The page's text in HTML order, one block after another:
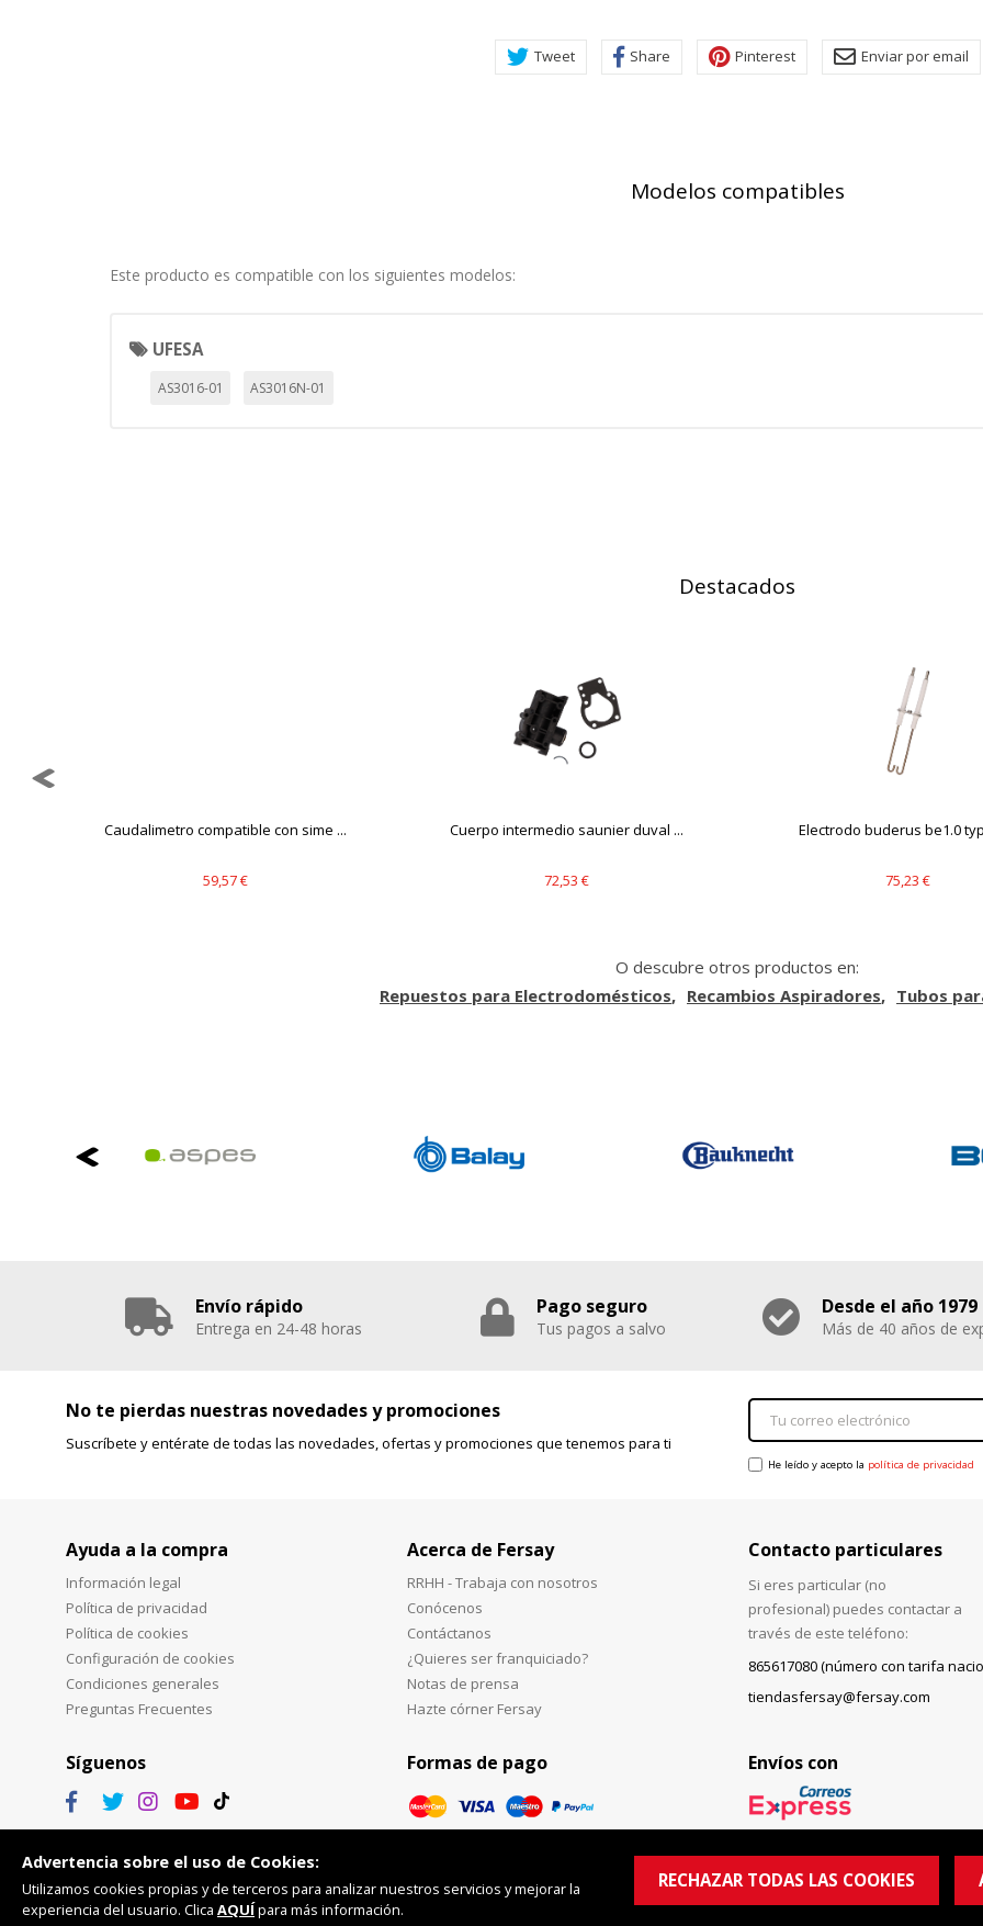
Tweet Share Pinterest Enviar por email
Modelos compatibles
Este producto es compatible con los siguientes modelos:
UFESA
AS3016-01 AS3016N-01
Destacados
Caudalimetro compatible con sime ...
59,57 €
Cuerpo intermedio saunier duval ...
72,53 €
Electrodo buderus be1.0
75,23 €
O descubre otros productos en:
Repuestos para Electrodomésticos
Recambios Aspiradores Tubos
Envío rápido
Entrega en 24-48 horas
Pago seguro
Tus pagos a salvo
Desde el año 1979
Más de 40 años de
No te pierdas nuestras novedades y promociones
Suscríbete y entérate de todas las novedades, ofertas y promociones que tenemos para ti
He leído y acepto la política de privacidad
Ayuda a la compra
Información legal
Política de privacidad
Política de cookies
Configuración de cookies
Condiciones generales
Preguntas Frecuentes
Acerca de Fersay
RRHH - Trabaja con nosotros
Conócenos
Contáctanos
¿Quieres ser franquiciado?
Notas de prensa
Hazte córner Fersay
Contacto particulares
Si eres particular (no
profesional) puedes contactar a
través de este teléfono:
865617080 (número con tarifa
tiendasfersay@fersay.com
Síguenos Formas de pago Envíos con
Advertencia sobre el uso de Cookies:
Utilizamos cookies propias y de terceros para analizar nuestros servicios y mejorar la
experiencia del usuario. Clica AQUÍpara más información.
RECHAZAR TODAS LAS COOKIES
Cookies Utilizadas: